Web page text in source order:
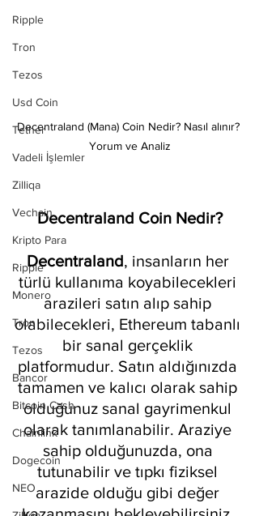
Ripple
Tron
Tezos
Usd Coin
Tether
Vadeli İşlemler
Zilliqa
Vechain
Kripto Para
Ripple
Monero
Tron
Tezos
Bancor
Bitcoin Cash
Chainlink
Dogecoin
NEO
Decentraland (Mana) Coin Nedir? Nasıl alınır?
Yorum ve Analiz
Decentraland Coin Nedir?
Decentraland, insanların her
türlü kullanıma koyabilecekleri
arazileri satın alıp sahip
olabilecekleri, Ethereum tabanlı
bir sanal gerçeklik
platformudur. Satın aldığınızda
tamamen ve kalıcı olarak sahip
olduğunuz sanal gayrimenkul
olarak tanımlanabilir. Araziye
sahip olduğunuzda, ona
tutunabilir ve tıpkı fiziksel
arazide olduğu gibi değer